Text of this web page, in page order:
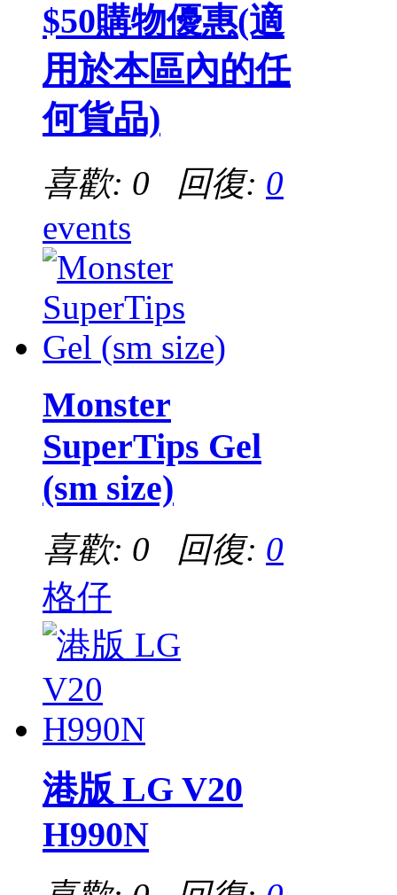
$50購物優惠(適
用於本區內的任
何貨品)
喜歡: 0 回復: 0
events
Monster
SuperTips Gel
(sm size)
喜歡: 0 回復: 0
格仔
港版 LG V20
H990N